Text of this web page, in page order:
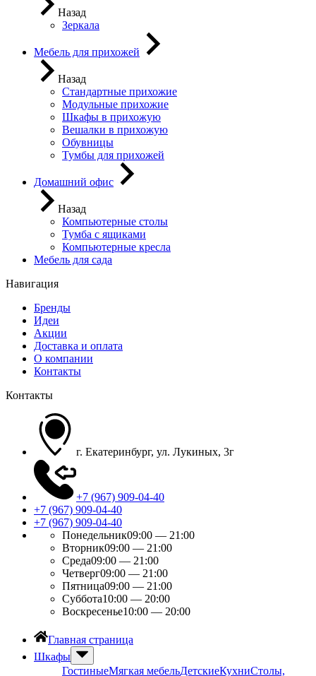
Назад
Зеркала
Мебель для прихожей
Назад
Стандартные прихожие
Модульные прихожие
Шкафы в прихожую
Вешалки в прихожую
Обувницы
Тумбы для прихожей
Домашний офис
Назад
Компьютерные столы
Тумба с ящиками
Компьютерные кресла
Мебель для сада
Навигация
Бренды
Идеи
Акции
Доставка и оплата
О компании
Контакты
Контакты
г. Екатеринбург, ул. Лукиных, 3г
+7 (967) 909-04-40
+7 (967) 909-04-40
+7 (967) 909-04-40
Понедельник09:00 — 21:00
Вторник09:00 — 21:00
Среда09:00 — 21:00
Четверг09:00 — 21:00
Пятница09:00 — 21:00
Суббота10:00 — 20:00
Воскресенье10:00 — 20:00
Главная страница
Шкафы
ГостиныеМягкая мебельДетскиеКухниСтолы,